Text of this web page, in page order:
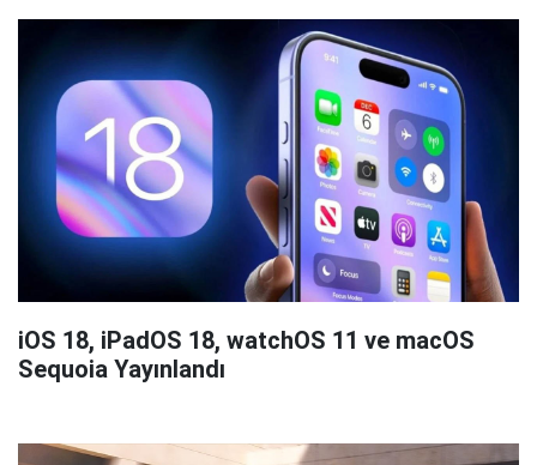
iOS 18, iPadOS 18, watchOS 11 ve macOS
Sequoia Yayınlandı